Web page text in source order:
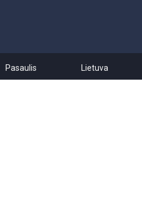
Pasaulis Lietuva